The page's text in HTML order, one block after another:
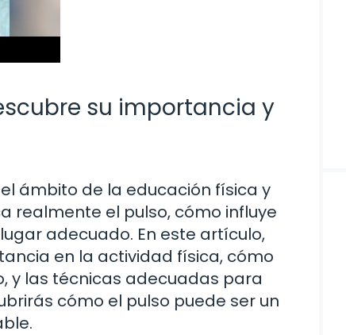
su importancia y
ámbito de la educación física y
realmente el pulso, cómo influye
adecuado. En este artículo,
en la actividad física, cómo
y las técnicas adecuadas para
cómo el pulso puede ser un